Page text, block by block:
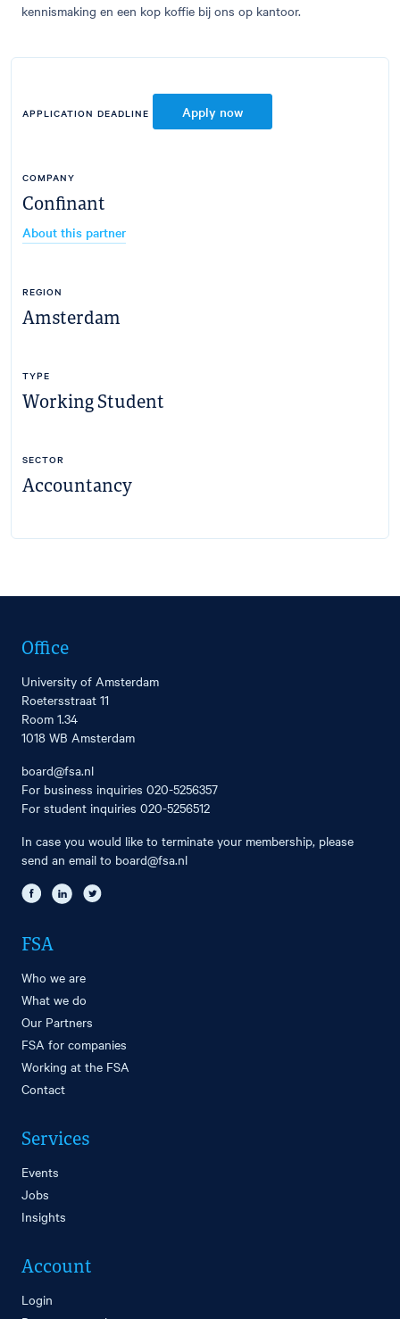
kennismaking en een kop koffie bij ons op kantoor.
APPLICATION DEADLINE Apply now
COMPANY
Confinant
About this partner
REGION
Amsterdam
TYPE
Working Student
SECTOR
Accountancy
Office
University of Amsterdam
Roetersstraat 11
Room 1.34
1018 WB Amsterdam
board@fsa.nl
For business inquiries 020-5256357
For student inquiries 020-5256512
In case you would like to terminate your membership, please
send an email to board@fsa.nl
FSA
Who we are
What we do
Our Partners
FSA for companies
Working at the FSA
Contact
Services
Events
Jobs
Insights
Account
Login